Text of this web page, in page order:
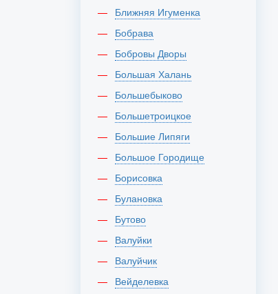
Ближняя Игуменка
Бобрава
Бобровы Дворы
Большая Халань
Большебыково
Большетроицкое
Большие Липяги
Большое Городище
Борисовка
Булановка
Бутово
Валуйки
Валуйчик
Вейделевка